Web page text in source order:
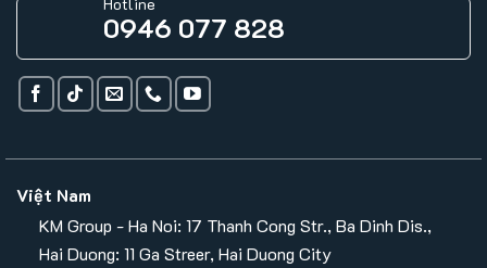
0946 077 828
Việt Nam
KM Group - Ha Noi: 17 Thanh Cong Str., Ba Dinh Dis.,
Hai Duong: 11 Ga Streer, Hai Duong City